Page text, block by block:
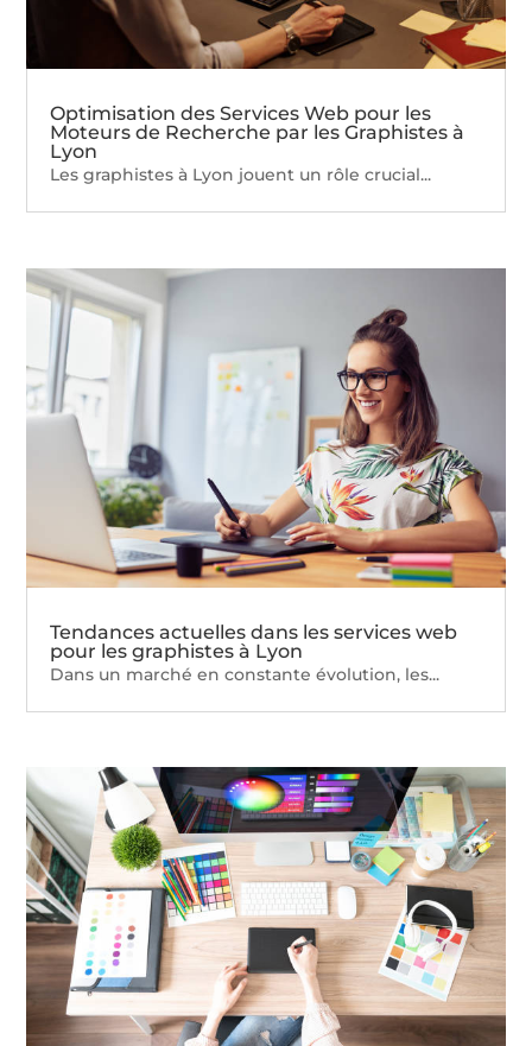
Optimisation des Services Web pour les
Moteurs de Recherche par les Graphistes à
Lyon
Les graphistes à Lyon jouent un rôle crucial...
Tendances actuelles dans les services web
pour les graphistes à Lyon
Dans un marché en constante évolution, les...